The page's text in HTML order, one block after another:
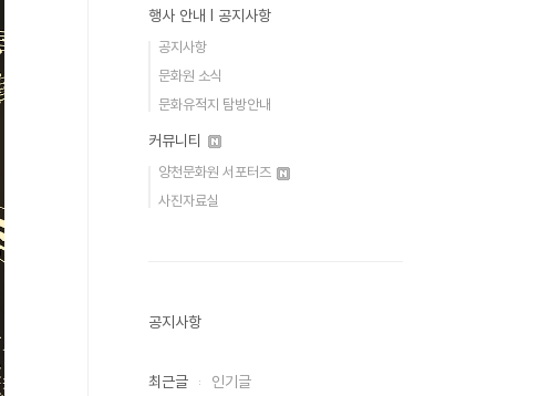
행사 안내 Ι 공지사항
공지사항
문화원 소식
문화유적지 탐방안내
커뮤니티
양천문화원 서포터즈
사진자료실
공지사항
최근글 인기글